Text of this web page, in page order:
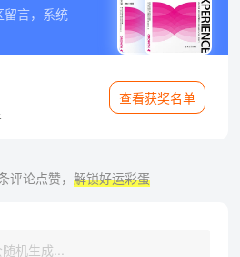
留言，系统
查看获奖名单
评论点赞，解锁好运彩蛋